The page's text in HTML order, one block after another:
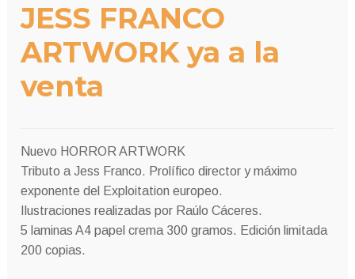
JESS FRANCO
ARTWORK ya a la
venta
Nuevo HORROR ARTWORK
Tributo a Jess Franco. Prolífico director y máximo
exponente del Exploitation europeo.
Ilustraciones realizadas por Raúlo Cáceres.
5 laminas A4 papel crema 300 gramos. Edición limitada
200 copias.